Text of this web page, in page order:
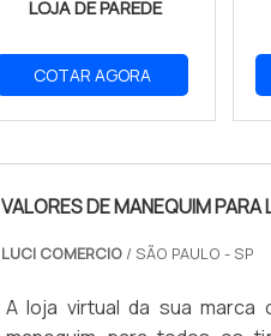
LOJA DE PAREDE
COTAR AGORA
VALORES DE MANEQUIM PARA
LUCI COMERCIO / SÃO PAULO - SP
A loja virtual da sua marca